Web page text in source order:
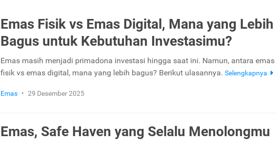
Emas Fisik vs Emas Digital, Mana yang Lebih
Bagus untuk Kebutuhan Investasimu?
Emas masih menjadi primadona investasi hingga saat ini. Namun, antara emas
fisik vs emas digital, mana yang lebih bagus? Berikut ulasannya. Selengkapnya
Emas • 29 Desember 2025
Emas, Safe Haven yang Selalu Menolongmu